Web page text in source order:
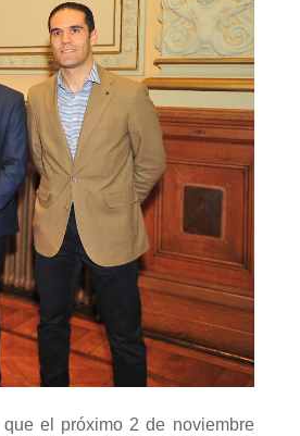
el próximo 2 de noviembre